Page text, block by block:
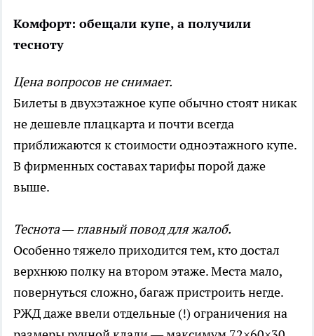
Комфорт: обещали купе, а получили
тесноту
Цена вопросов не снимает.
Билеты в двухэтажное купе обычно стоят никак
не дешевле плацкарта и почти всегда
приближаются к стоимости одноэтажного купе.
В фирменных составах тарифы порой даже
выше.
Теснота — главный повод для жалоб.
Особенно тяжело приходится тем, кто достал
верхнюю полку на втором этаже. Места мало,
повернуться сложно, багаж пристроить негде.
РЖД даже ввели отдельные (!) ограничения на